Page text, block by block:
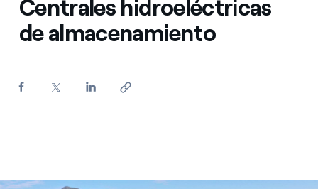
Centrales hidroeléctricas
de almacenamiento